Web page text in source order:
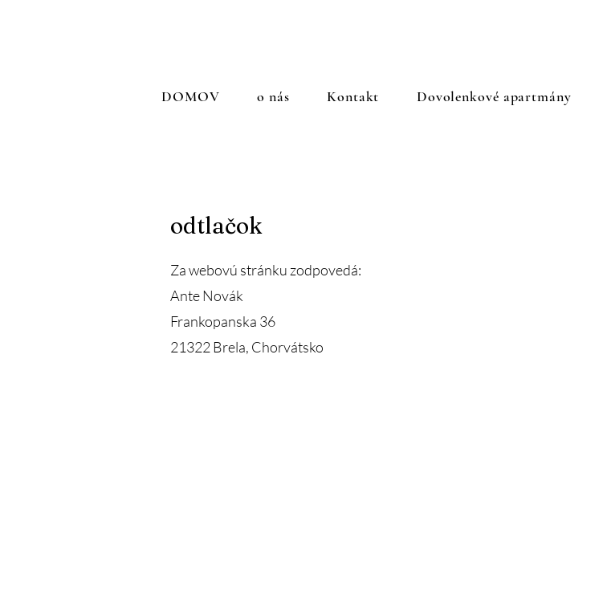
DOMOV o nás Kontakt Dovolenkové apartmány
odtlačok
Za webovú stránku zodpovedá:
Ante Novák
Frankopanska 36
21322 Brela, Chorvátsko